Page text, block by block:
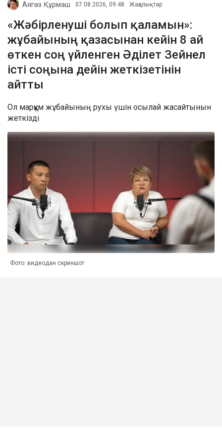
Аягөз Құрмаш 07.08.2026, 09:48 Жаңалықтар
«Жәбірленуші болып қаламын»:
жұбайының қазасынан кейін 8 ай
өткен соң үйленген Әділет Зейнел
істі соңына дейін жеткізетінін
айтты
Ол марқұм жұбайының рухы үшін осылай жасайтынын
жеткізді
Фото: видеодан скриншот